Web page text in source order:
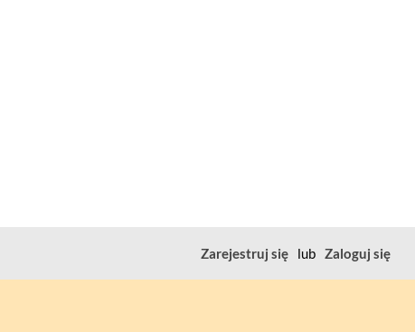
Zarejestruj się lub Zaloguj się